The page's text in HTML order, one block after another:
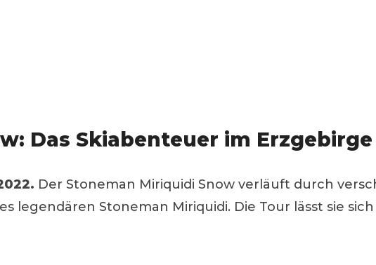
Das Skiabenteuer im
Der Stoneman Miriquidi Snow verläuft durch
legendären Stoneman Miriquidi. Die Tour lässt sie